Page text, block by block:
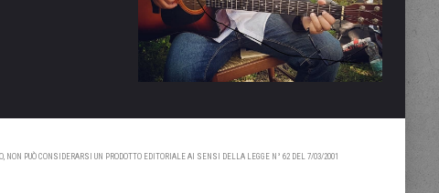
PUÒ CONSIDERARSI UN PRODOTTO EDITORIALE AI SENSI DELLA LEGGE N° 62 DEL 7/03/2001